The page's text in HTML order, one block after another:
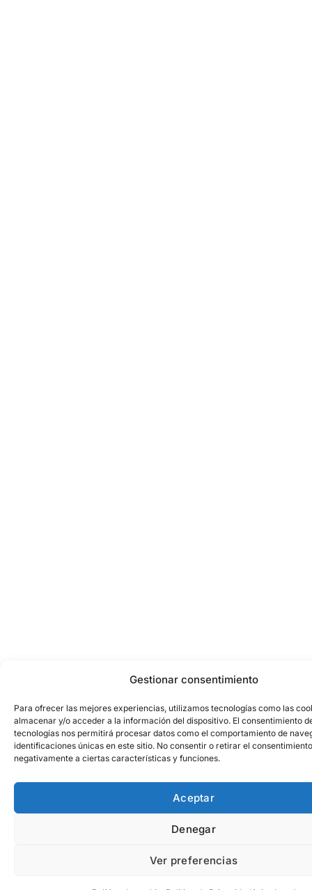
Gestionar consentimiento
Para ofrecer las mejores experiencias, utilizamos tecnologías como las
almacenar y/o acceder a la información del dispositivo. El consentimiento
tecnologías nos permitirá procesar datos como el comportamiento de
identificaciones únicas en este sitio. No consentir o retirar el
negativamente a ciertas características y funciones.
Aceptar
Denegar
Ver preferencias